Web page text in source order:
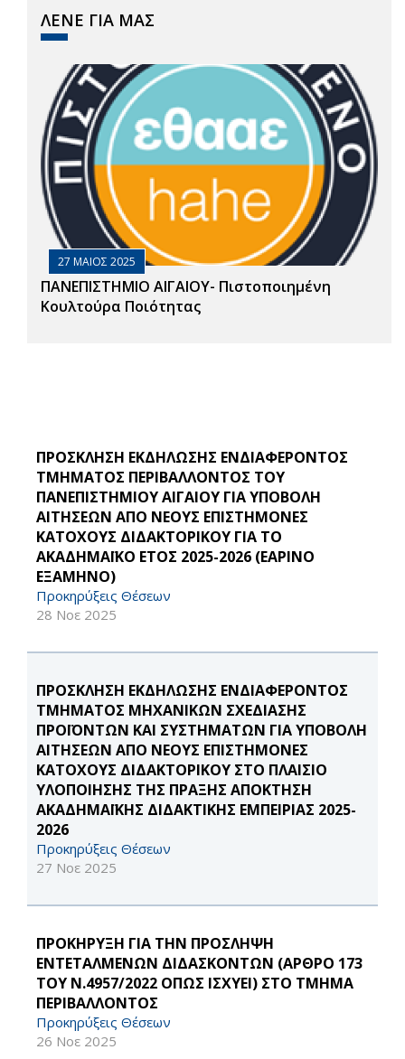
ΛΕΝΕ ΓΙΑ ΜΑΣ
27 ΜΑΙΟΣ 2025
ΠΑΝΕΠΙΣΤΗΜΙΟ ΑΙΓΑΙΟΥ- Πιστοποιημένη
Κουλτούρα Ποιότητας
ΠΡΟΣΚΛΗΣΗ ΕΚΔΗΛΩΣΗΣ ΕΝΔΙΑΦΕΡΟΝΤΟΣ
ΤΜΗΜΑΤΟΣ ΠΕΡΙΒΑΛΛΟΝΤΟΣ ΤΟΥ
ΠΑΝΕΠΙΣΤΗΜΙΟΥ ΑΙΓΑΙΟΥ ΓΙΑ ΥΠΟΒΟΛΗ
ΑΙΤΗΣΕΩΝ ΑΠΟ ΝΕΟΥΣ ΕΠΙΣΤΗΜΟΝΕΣ
ΚΑΤΟΧΟΥΣ ΔΙΔΑΚΤΟΡΙΚΟΥ ΓΙΑ ΤΟ
ΑΚΑΔΗΜΑΪΚΟ ΕΤΟΣ 2025-2026 (ΕΑΡΙΝΟ
ΕΞΑΜΗΝΟ)
Προκηρύξεις Θέσεων
28 Νοε 2025
ΠΡΟΣΚΛΗΣΗ ΕΚΔΗΛΩΣΗΣ ΕΝΔΙΑΦΕΡΟΝΤΟΣ
ΤΜΗΜΑΤΟΣ ΜΗΧΑΝΙΚΩΝ ΣΧΕΔΙΑΣΗΣ
ΠΡΟΪΟΝΤΩΝ ΚΑΙ ΣΥΣΤΗΜΑΤΩΝ ΓΙΑ ΥΠΟΒΟΛΗ
ΑΙΤΗΣΕΩΝ ΑΠΟ ΝΕΟΥΣ ΕΠΙΣΤΗΜΟΝΕΣ
ΚΑΤΟΧΟΥΣ ΔΙΔΑΚΤΟΡΙΚΟΥ ΣΤΟ ΠΛΑΙΣΙΟ
ΥΛΟΠΟΙΗΣΗΣ ΤΗΣ ΠΡΑΞΗΣ ΑΠΟΚΤΗΣΗ
ΑΚΑΔΗΜΑΪΚΗΣ ΔΙΔΑΚΤΙΚΗΣ ΕΜΠΕΙΡΙΑΣ 2025-
2026
Προκηρύξεις Θέσεων
27 Νοε 2025
ΠΡΟΚΗΡΥΞΗ ΓΙΑ ΤΗΝ ΠΡΟΣΛΗΨΗ
ΕΝΤΕΤΑΛΜΕΝΩΝ ΔΙΔΑΣΚΟΝΤΩΝ (ΑΡΘΡΟ 173
ΤΟΥ Ν.4957/2022 ΟΠΩΣ ΙΣΧΥΕΙ) ΣΤΟ ΤΜΗΜΑ
ΠΕΡΙΒΑΛΛΟΝΤΟΣ
Προκηρύξεις Θέσεων
26 Νοε 2025